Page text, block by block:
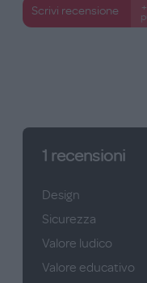
Scrivi recensione
1 recensioni
Design
Sicurezza
Valore ludico
Valore educativo